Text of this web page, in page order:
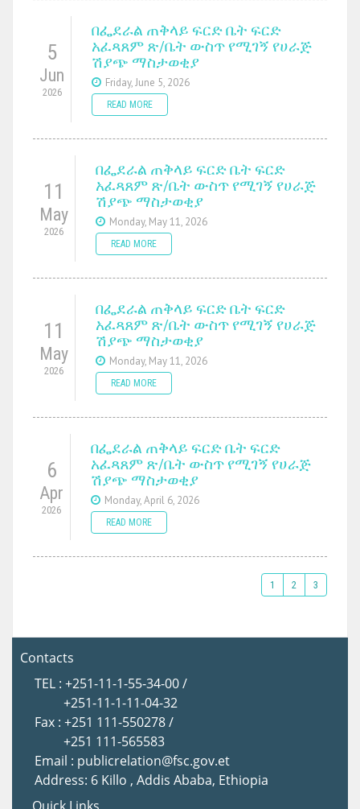
5
Jun
2026
በፌደራል ጠቅላይ ፍርድ ቤት ፍርድ
አፈጻጸም ጽ/ቤት ውስጥ የሚገኝ የሀራጅ
ሽያጭ ማስታወቂያ
Friday, June 5, 2026
READ MORE
11
May
2026
በፌደራል ጠቅላይ ፍርድ ቤት ፍርድ
አፈጻጸም ጽ/ቤት ውስጥ የሚገኝ የሀራጅ
ሽያጭ ማስታወቂያ
Monday, May 11, 2026
READ MORE
11
May
2026
በፌደራል ጠቅላይ ፍርድ ቤት ፍርድ
አፈጻጸም ጽ/ቤት ውስጥ የሚገኝ የሀራጅ
ሽያጭ ማስታወቂያ
Monday, May 11, 2026
READ MORE
6
Apr
2026
በፌደራል ጠቅላይ ፍርድ ቤት ፍርድ
አፈጻጸም ጽ/ቤት ውስጥ የሚገኝ የሀራጅ
ሽያጭ ማስታወቂያ
Monday, April 6, 2026
READ MORE
1 2 3
Contacts
TEL : +251-11-1-55-34-00 /
+251-11-1-11-04-32
Fax : +251 111-550278 /
+251 111-565583
Email : publicrelation@fsc.gov.et
Address: 6 Killo , Addis Ababa, Ethiopia